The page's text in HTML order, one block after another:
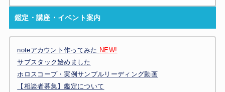
鑑定・講座・イベント案内
noteアカウント作ってみた NEW!
サブスタック始めました
ホロスコープ・実例サンプルリーディング動画
【相談者募集】鑑定について